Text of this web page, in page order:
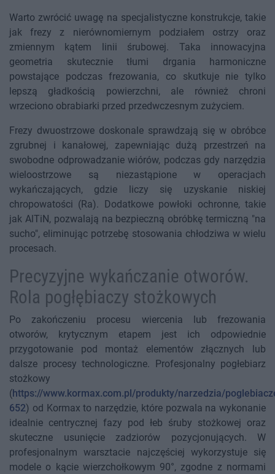
Warto zwrócić uwagę na specjalistyczne konstrukcje, takie
jak frezy z nierównomiernym podziałem ostrzy oraz
zmiennym kątem linii śrubowej. Taka innowacyjna
geometria skutecznie tłumi drgania harmoniczne
powstające podczas frezowania, co skutkuje nie tylko
lepszą gładkością powierzchni, ale również chroni
wrzeciono obrabiarki przed przedwczesnym zużyciem.
Frezy dwuostrzowe doskonale sprawdzają się w obróbce
zgrubnej i kanałowej, zapewniając dużą przestrzeń na
swobodne odprowadzanie wiórów, podczas gdy narzędzia
wieloostrzowe są niezastąpione w operacjach
wykańczających, gdzie liczy się uzyskanie niskiej
chropowatości (Ra). Dodatkowe powłoki ochronne, takie
jak AlTiN, pozwalają na bezpieczną obróbkę termiczną "na
sucho", eliminując potrzebę stosowania chłodziwa w wielu
procesach.
Precyzyjne wykańczanie otworów.
Rola pogłębiaczy stożkowych
Po zakończeniu procesu wiercenia lub frezowania
otworów, krytycznym etapem jest ich odpowiednie
przygotowanie pod montaż elementów złącznych lub
dalsze procesy technologiczne. Profesjonalny pogłebiarz
stożkowy
(https://www.kormax.com.pl/produkty/narzedzia/
652) od Kormax to narzędzie, które pozwala na wykonanie
idealnie centrycznej fazy pod łeb śruby stożkowej oraz
skuteczne usunięcie zadziorów pozycjonujących. W
profesjonalnym warsztacie najczęściej wykorzystuje się
modele o kącie wierzchołkowym 90°, zgodne z normami